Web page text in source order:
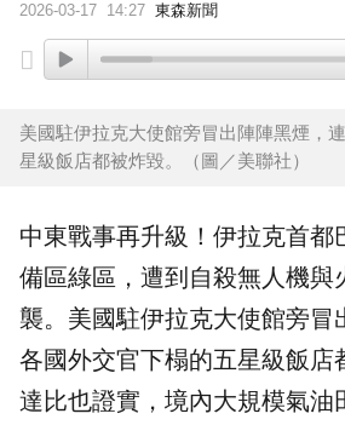
2026-03-17 14:27 東森新聞
美國駐伊拉克大使館旁冒出陣陣黑煙，
星級飯店都被炸毀。（圖／美聯社）
中東戰事再升級！伊拉克首都
備區綠區，遭到自殺無人機與
襲。美國駐伊拉克大使館旁冒
各國外交官下榻的五星級飯店
達比也證實，境內大規模氣油